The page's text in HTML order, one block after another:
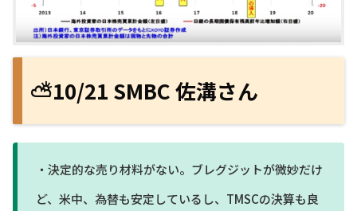
⛅10/21 SMBC 佐溝さん
・決定的な売り材料がない。ブレグジットが微妙だけ
ど、米中、為替も安定しているし、TMSCの決算も良